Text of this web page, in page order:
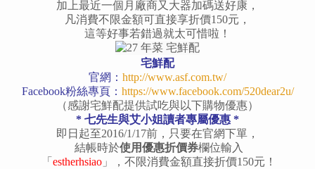
加上最近一個月廠商又大器加碼送好康，
凡消費不限金額可直接享折價150元，
這等好事若錯過就太可惜啦！
宅鮮配
官網： http://www.asf.com.tw/
Facebook粉絲專頁： https://www.facebook.com/520dear2u/
（感謝宅鮮配提供試吃與以下購物優惠）
* 七先生與艾小姐讀者專屬優惠 *
即日起至2016/1/17前，只要在官網下單，
結帳時於使用優惠折價券欄位輸入
「 estherhsiao 」，不限消費金額直接折價150元！